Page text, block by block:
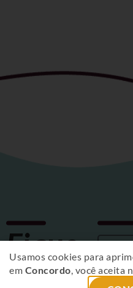
Fique
por
Usamos cookies para
em Concordo, você aceita